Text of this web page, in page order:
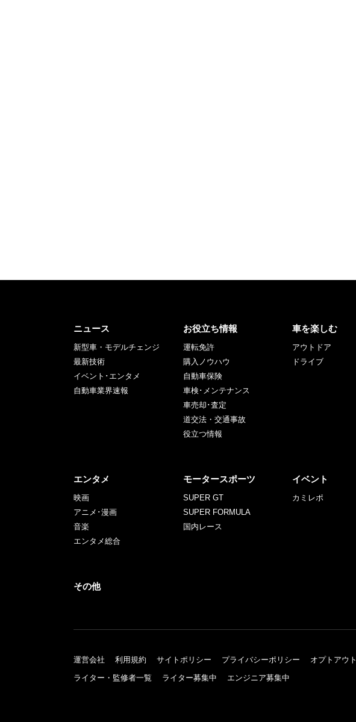
ニュース
新型車・モデルチェンジ
最新技術
イベント･エンタメ
自動車業界速報
お役立ち情報
運転免許
購入ノウハウ
自動車保険
車検･メンテナンス
車売却･査定
道交法・交通事故
役立つ情報
車を楽しむ
アウトドア
ドライブ
エンタメ
映画
アニメ･漫画
音楽
エンタメ総合
モータースポーツ
SUPER GT
SUPER FORMULA
国内レース
イベント
カミレポ
その他
運営会社 利用規約 サイトポリシー プライバシーポリシー オプトアウト
ライター・監修者一覧
ライター募集中 エンジニア募集中